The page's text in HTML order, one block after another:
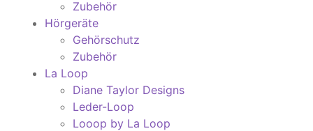
Zubehör
Hörgeräte
Gehörschutz
Zubehör
La Loop
Diane Taylor Designs
Leder-Loop
Looop by La Loop